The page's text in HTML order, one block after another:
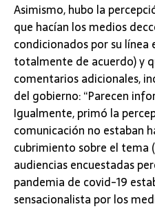
Asimismo, hubo la
que hacían los medios
condicionados por su
totalmente de acuerdo) y
comentarios adicionales,
del gobierno: “Parecen
Igualmente, primó la
comunicación no estaban
cubrimiento sobre el tema
audiencias encuestadas
pandemia de covid-19
sensacionalista por los